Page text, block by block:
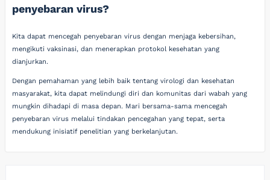
penyebaran virus?
Kita dapat mencegah penyebaran virus dengan menjaga kebersihan,
mengikuti vaksinasi, dan menerapkan protokol kesehatan yang
dianjurkan.
Dengan pemahaman yang lebih baik tentang virologi dan kesehatan
masyarakat, kita dapat melindungi diri dan komunitas dari wabah yang
mungkin dihadapi di masa depan. Mari bersama-sama mencegah
penyebaran virus melalui tindakan pencegahan yang tepat, serta
mendukung inisiatif penelitian yang berkelanjutan.